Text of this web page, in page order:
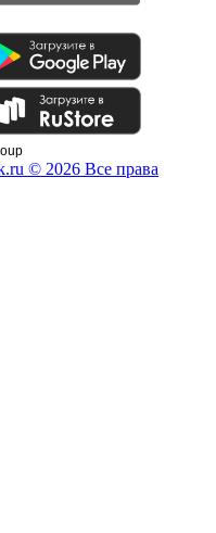
© 2026 Все права